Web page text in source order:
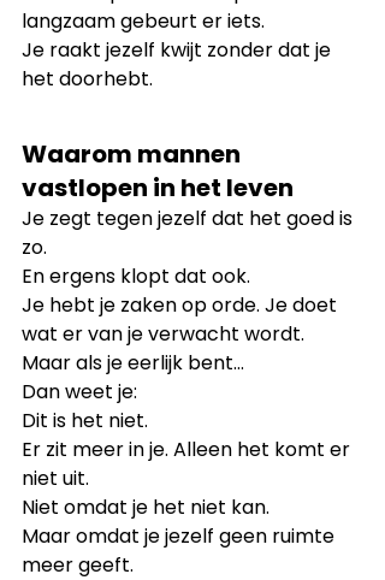
langzaam gebeurt er iets.
Je raakt jezelf kwijt zonder dat je
het doorhebt.
Waarom mannen
vastlopen in het leven
Je zegt tegen jezelf dat het goed is
zo.
En ergens klopt dat ook.
Je hebt je zaken op orde. Je doet
wat er van je verwacht wordt.
Maar als je eerlijk bent…
Dan weet je:
Dit is het niet.
Er zit meer in je. Alleen het komt er
niet uit.
Niet omdat je het niet kan.
Maar omdat je jezelf geen ruimte
meer geeft.